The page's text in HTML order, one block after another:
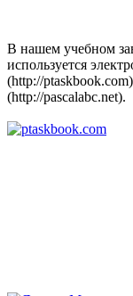
В нашем учебном
используется
(http://
(http://pascalabc.net).